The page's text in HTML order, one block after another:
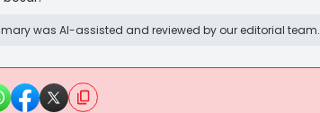
was AI-assisted and reviewed by our editorial team.